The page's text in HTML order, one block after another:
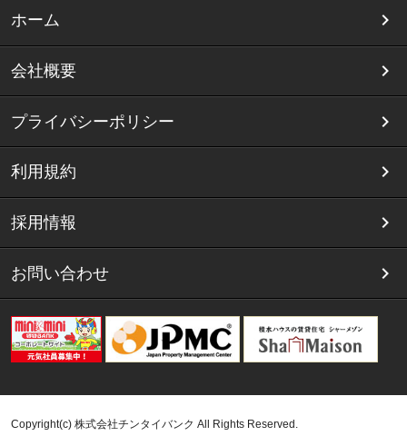
ホーム
会社概要
プライバシーポリシー
利用規約
採用情報
お問い合わせ
Copyright(c) 株式会社チンタイバンク All Rights Reserved.